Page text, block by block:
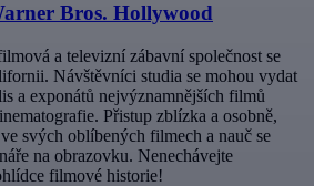
Bros. Hollywood
a televizní zábavní společnost se
Návštěvníci studia se mohou vydat
a exponátů nejvýznamnějších filmů
Přistup zblízka a osobně,
svých oblíbených filmech a nauč se
na obrazovku. Nenechávejte
filmové historie!